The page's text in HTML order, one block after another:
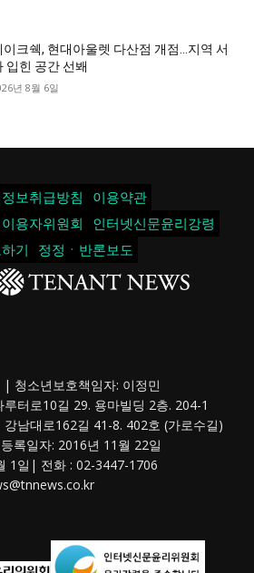
이크쉑, 현대아울렛 다산점 개점…지역 서
입힌 공간 선봬
년 8월 6일
보취급방침
이용약관
이용자위원회
인터넷신문윤리강령
기 정정ㆍ반론보도
| 청소년보호책임자: 이정민
터로10길 29. 용마빌딩 2층. 204-1
남대로162길 41-8. 402호 (가로수길)
록일자: 2016년 11월 22일
1일| 전화 : 02-3447-1706